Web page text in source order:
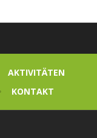
AKTIVITÄTEN
KONTAKT